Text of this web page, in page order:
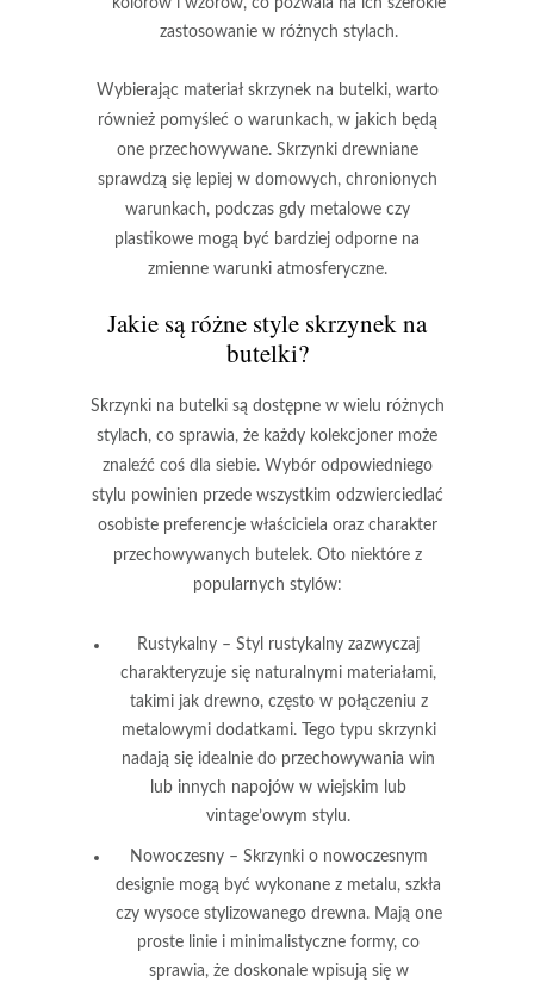
kolorów i wzorów, co pozwala na ich szerokie
zastosowanie w różnych stylach.
Wybierając materiał skrzynek na butelki, warto
również pomyśleć o warunkach, w jakich będą
one przechowywane. Skrzynki drewniane
sprawdzą się lepiej w domowych, chronionych
warunkach, podczas gdy metalowe czy
plastikowe mogą być bardziej odporne na
zmienne warunki atmosferyczne.
Jakie są różne style skrzynek na
butelki?
Skrzynki na butelki są dostępne w wielu różnych
stylach, co sprawia, że każdy kolekcjoner może
znaleźć coś dla siebie. Wybór odpowiedniego
stylu powinien przede wszystkim odzwierciedlać
osobiste preferencjewłaściciela oraz charakter
przechowywanych butelek. Oto niektóre z
popularnych stylów:
Rustykalny – Styl rustykalny zazwyczaj
charakteryzuje się naturalnymi materiałami,
takimi jak drewno, często w połączeniu z
metalowymi dodatkami. Tego typu skrzynki
nadają się idealnie do przechowywania win
lub innych napojów w wiejskim lub
vintage’owym stylu.
Nowoczesny– Skrzynki o nowoczesnym
designie mogą być wykonane z metalu, szkła
czy wysoce stylizowanego drewna. Mają one
proste linie i minimalistyczne formy, co
sprawia, że doskonale wpisują się w